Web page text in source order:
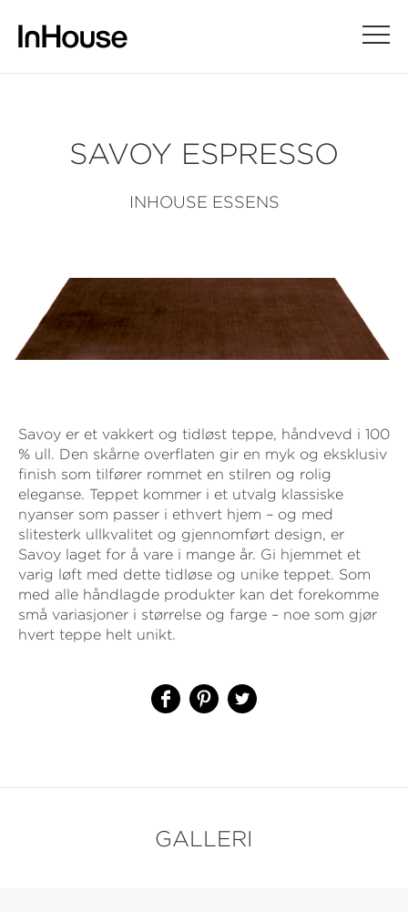
SAVOY ESPRESSO
INHOUSE ESSENS
Savoy er et vakkert og tidløst teppe, håndvevd i 100
% ull. Den skårne overflaten gir en myk og eksklusiv
finish som tilfører rommet en stilren og rolig
eleganse. Teppet kommer i et utvalg klassiske
nyanser som passer i ethvert hjem – og med
slitesterk ullkvalitet og gjennomført design, er
Savoy laget for å vare i mange år. Gi hjemmet et
varig løft med dette tidløse og unike teppet. Som
med alle håndlagde produkter kan det forekomme
små variasjoner i størrelse og farge – noe som gjør
hvert teppe helt unikt.
GALLERI